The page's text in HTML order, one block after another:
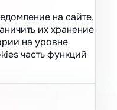
на сайте,
их хранение
на уровне
часть функций